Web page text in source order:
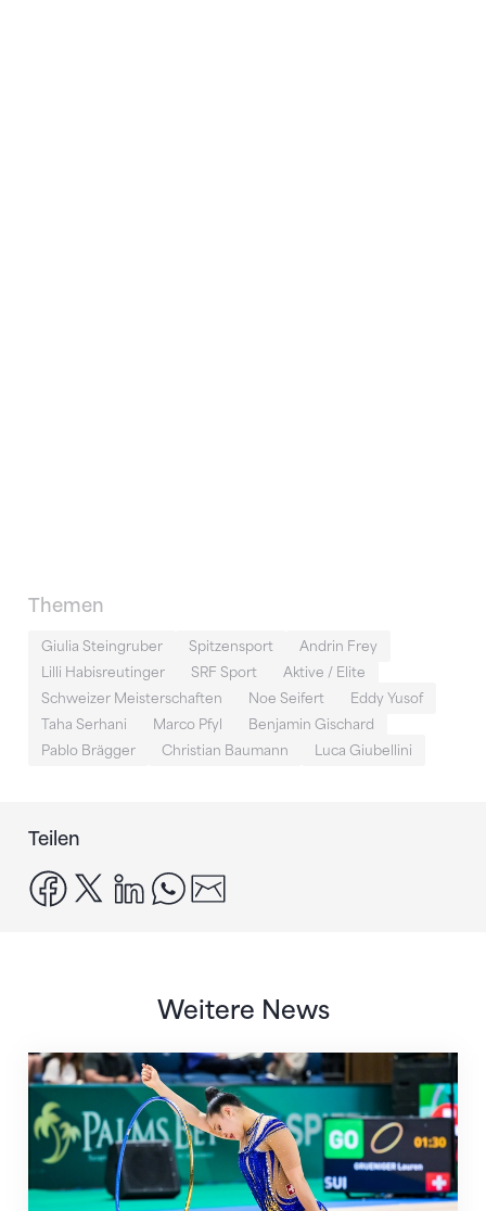
Themen
Giulia Steingruber Spitzensport
Andrin Frey
Lilli Habisreutinger
SRF Sport
Aktive / Elite
Schweizer Meisterschaften
Noe Seifert
Eddy Yusof
Taha Serhani
Marco Pfyl
Benjamin Gischard
Pablo Brägger
Christian Baumann Luca Giubellini
Teilen
facebook
x linkedinwhatsapp
Weitere News
Nächster Halt: Weltmeisterschaft